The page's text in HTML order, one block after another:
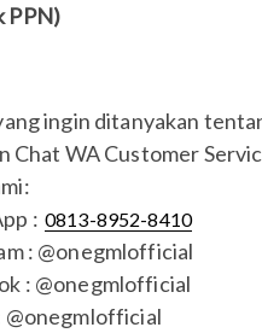
PPN)
ingin ditanyakan
Chat WA Customer
: 0813-8952-8410
: @onegmlofficial
: @onegmlofficial
@onegmlofficial